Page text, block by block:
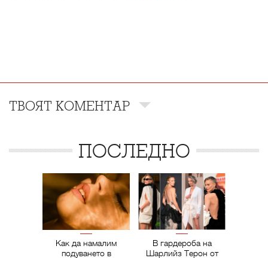
ТВОЯТ КОМЕНТАР
ПОСЛЕДНО
Как да намалим
подуването в
В гардероба на
Шарлийз Терон от